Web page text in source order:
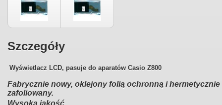
Szczegóły
Wyświetlacz LCD, pasuje do aparatów Casio Z800
Fabrycznie nowy, oklejony folią ochronną i hermetycznie
zafoliowany.
Wysoka jakość.